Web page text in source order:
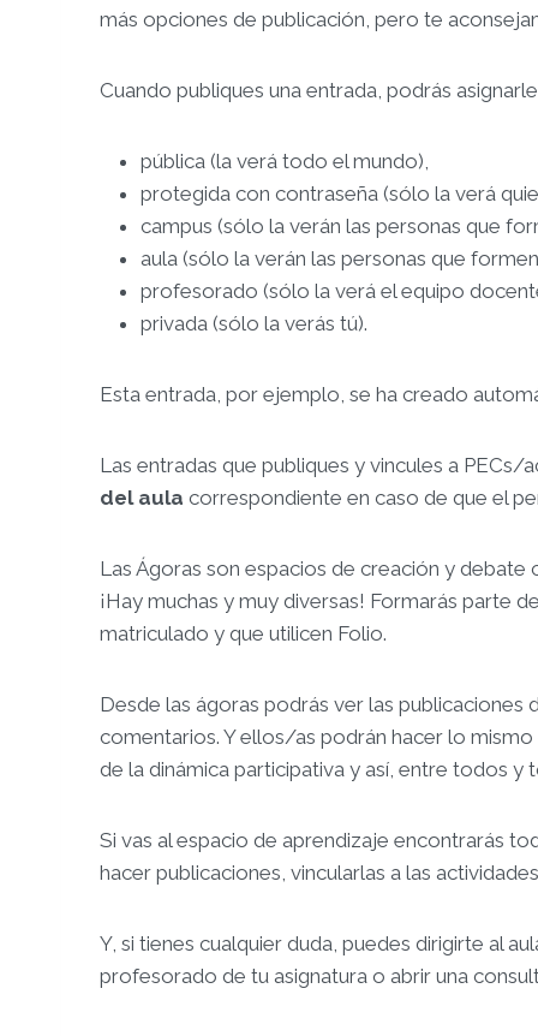
más opciones de publicación, pero te
Cuando publiques una entrada, podrás
pública (la verá todo el mundo),
protegida con contraseña (sólo la verá
campus (sólo la verán las personas que
aula (sólo la verán las personas que
profesorado (sólo la verá el equipo
privada (sólo la verás tú).
Esta entrada, por ejemplo, se ha creado
Las entradas que publiques y vincules a
del aula correspondiente en caso de que el
Las Ágoras son espacios de creación y
¡Hay muchas y muy diversas! Formarás parte
matriculado y que utilicen Folio.
Desde las ágoras podrás ver las
comentarios. Y ellos/as podrán hacer lo
de la dinámica participativa y así, entre todos y
Si vas al espacio de aprendizaje encontrarás
hacer publicaciones, vincularlas a las
Y, si tienes cualquier duda, puedes dirigirte al
profesorado de tu asignatura o abrir una